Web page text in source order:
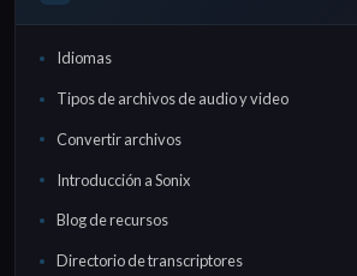
Idiomas
Tipos de archivos de audio y video
Convertir archivos
Introducción a Sonix
Blog de recursos
Directorio de transcriptores